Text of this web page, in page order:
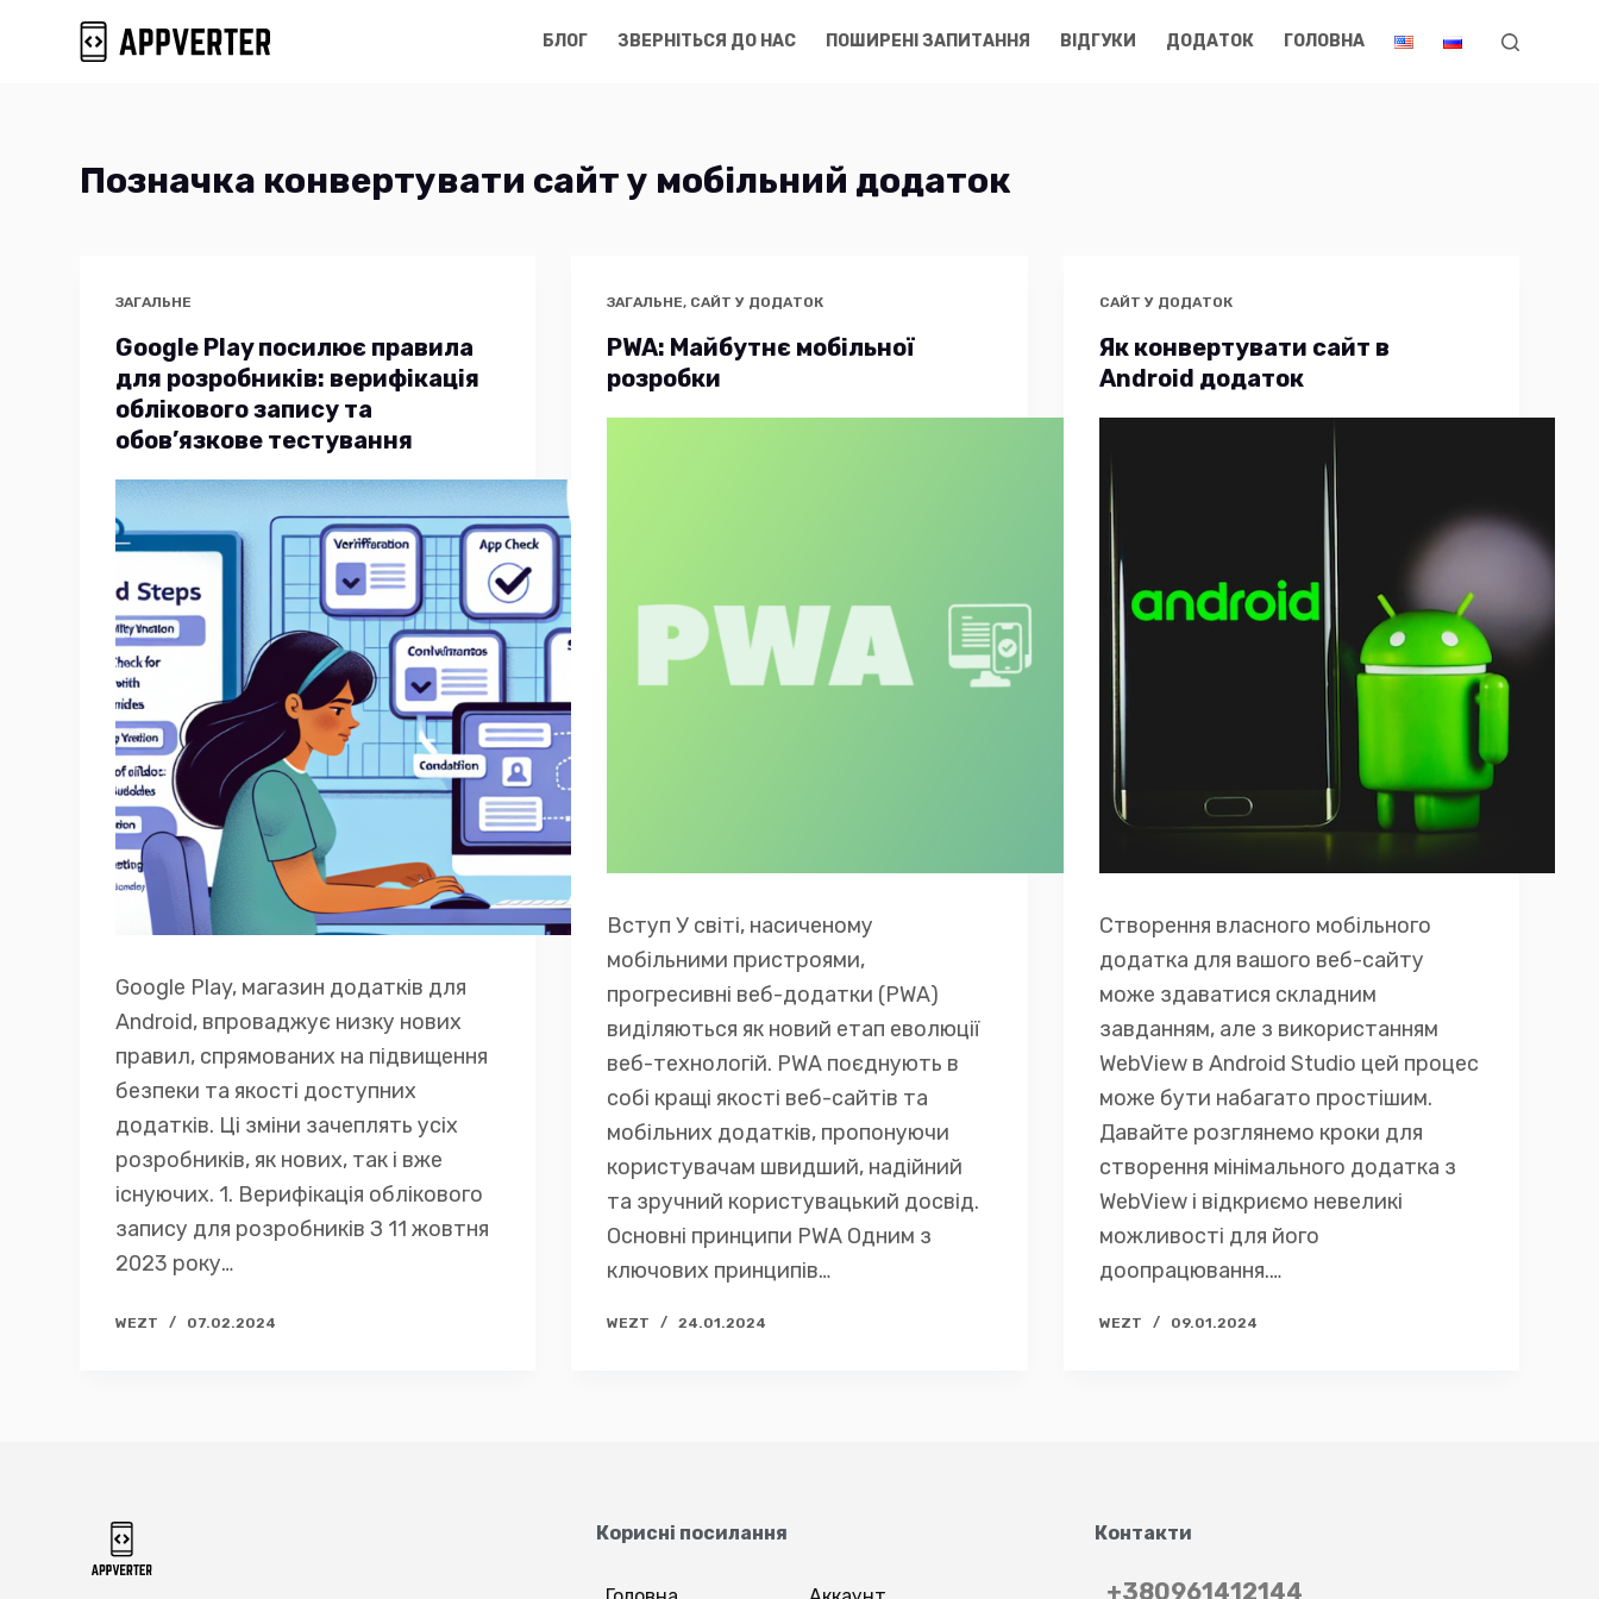
БЛОГ ЗВЕРНІТЬСЯ ДО НАС ПОШИРЕНІ ЗАПИТАННЯ ВІДГУКИ ДОДАТОК ГОЛОВНА
Позначка конвертувати сайт у мобільний додаток
ЗАГАЛЬНЕ
Google Play посилює правила
для розробників: верифікація
облікового запису та
обов’язкове тестування
Google Play, магазин додатків для
Android, впроваджує низку нових
правил, спрямованих на підвищення
безпеки та якості доступних
додатків. Ці зміни зачеплять усіх
розробників, як нових, так і вже
існуючих. 1. Верифікація облікового
запису для розробників З 11 жовтня
2023 року…
WEZT 07.02.2024
ЗАГАЛЬНЕ, САЙТ У ДОДАТОК
PWA: Майбутнє мобільної
розробки
Вступ У світі, насиченому
мобільними пристроями,
прогресивні веб-додатки (PWA)
виділяються як новий етап еволюції
веб-технологій. PWA поєднують в
собі кращі якості веб-сайтів та
мобільних додатків, пропонуючи
користувачам швидший, надійний
та зручний користувацький досвід.
Основні принципи PWA Одним з
ключових принципів…
WEZT 24.01.2024
САЙТ У ДОДАТОК
Як конвертувати сайт в
Android додаток
Створення власного мобільного
додатка для вашого веб-сайту
може здаватися складним
завданням, але з використанням
WebView в Android Studio цей процес
може бути набагато простішим.
Давайте розглянемо кроки для
створення мінімального додатка з
WebView і відкриємо невеликі
можливості для його
доопрацювання.…
WEZT 09.01.2024
Корисні посилання Контакти
+380961412144